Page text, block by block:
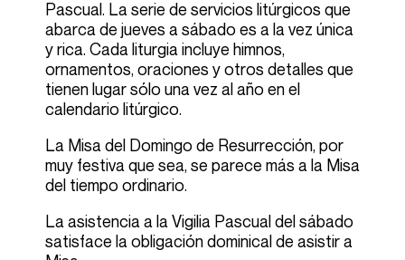
Pascual . La serie de servicios litúrgicos que
abarca de jueves a sábado es a la vez única
y rica. Cada liturgia incluye himnos,
ornamentos, oraciones y otros detalles que
tienen lugar sólo una vez al año en el
calendario litúrgico.
La Misa del Domingo de Resurrección, por
muy festiva que sea, se parece más a la Misa
del tiempo ordinario.
La asistencia a la Vigilia Pascual del sábado
satisface la obligación dominical de asistir a